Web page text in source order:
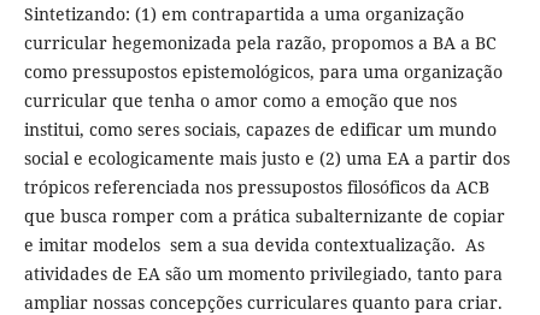
Sintetizando: (1) em contrapartida a uma organização
curricular hegemonizada pela razão, propomos a BA a BC
como pressupostos epistemológicos, para uma organização
curricular que tenha o amor como a emoção que nos
institui, como seres sociais, capazes de edificar um mundo
social e ecologicamente mais justo e (2) uma EA a partir dos
trópicos referenciada nos pressupostos filosóficos da ACB
que busca romper com a prática subalternizante de copiar
e imitar modelos sem a sua devida contextualização. As
atividades de EA são um momento privilegiado, tanto para
ampliar nossas concepções curriculares quanto para criar.